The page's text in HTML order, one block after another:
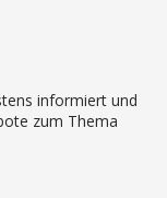
informiert und
zum Thema